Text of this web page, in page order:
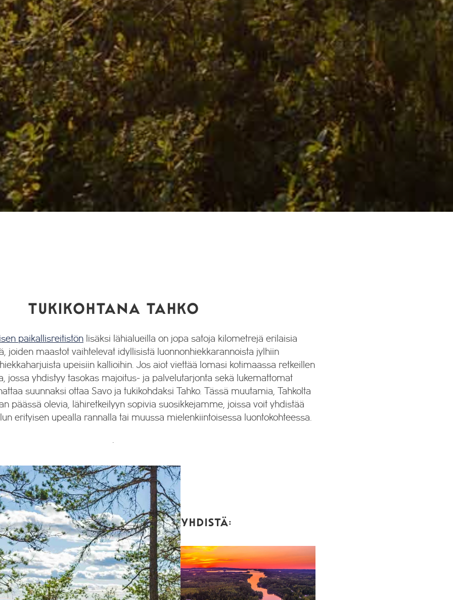
TUKIKOHTANA TAHKO
paikallisreitistön lisäksi lähialueilla on jopa satoja kilometrejä erilaisia
joiden maastot vaihtelevat idyllisistä luonnonhiekkarannoista jylhiin
upeisiin kallioihin. Jos aiot viettää lomasi kotimaassa retkeillen
jossa yhdistyy tasokas majoitus- ja palvelutarjonta sekä lukemattomat
suunnaksi ottaa Savo ja tukikohdaksi Tahko. Tässä muutamia, Tahkolta
päässä olevia, lähiretkeilyyn sopivia suosikkejamme, joissa voit yhdistää
erityisen upealla rannalla tai muussa mielenkiintoisessa luontokohteessa.
YHDISTÄ: